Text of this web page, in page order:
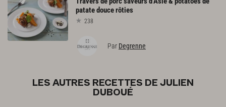
patatedoucerôties
238
Par Degrenne
LES AUTRES RECETTES DE JULIEN
DUBOUÉ